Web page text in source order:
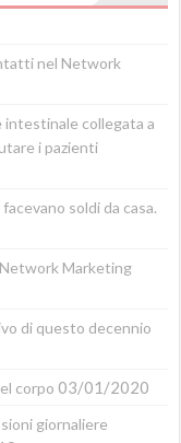
nel Network
intestinale collegata a
i pazienti
soldi da casa.
Marketing
di questo decennio
corpo 03/01/2020
giornaliere